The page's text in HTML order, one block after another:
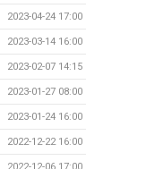
2023-04-24 17:00
2023-03-14 16:00
2023-02-07 14:15
2023-01-27 08:00
2023-01-24 16:00
2022-12-22 16:00